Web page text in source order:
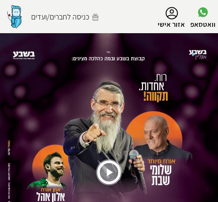
וואטסאפ אזור אישי
כניסה לחברים/ועדים
הפרופיל שלי
התנתק